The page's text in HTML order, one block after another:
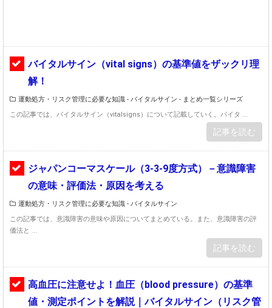
バイタルサイン（vital signs）の基準値をザックリ理
解！
運動処方・リスク管理に必要な知識 - バイタルサイン - まとめ一覧シリーズ
この記事では、バイタルサイン（vitalsigns）について記載していく。バイタ ...
記事を読む
ジャパンコーマスケール（3-3-9度方式）－意識障害
の意味・評価法・原因を考える
運動処方・リスク管理に必要な知識 - バイタルサイン
この記事では、意識障害の意味や原因についてまとめている。また、意識障害の評
価法と ...
記事を読む
高血圧に注意せよ！血圧（blood pressure）の基準
値・測定ポイントを解説｜バイタルサイン（リスク管